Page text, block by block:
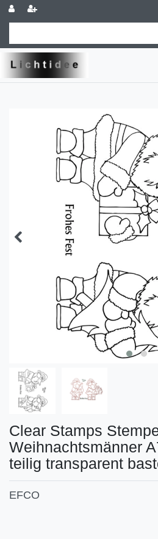
Clear Stamps
Weihnachtsmänner
teilig transparent
EFCO